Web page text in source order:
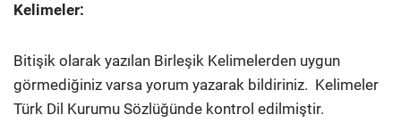
Kelimeler:
Bitişik olarak yazılan Birleşik Kelimelerden uygun
görmediğiniz varsa yorum yazarak bildiriniz. Kelimeler
Türk Dil Kurumu Sözlüğünde kontrol edilmiştir.